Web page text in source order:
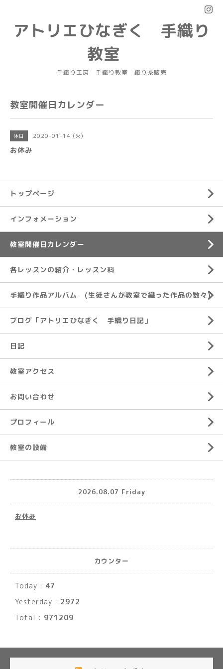
アトリエひなぎく 手織り
教室
手織り工房 手織り教室 織り糸販売
教室開催日カレンダー
休日 2020-01-14 (火)
お休み
トップページ
インフォメーション
教室開催日カレンダー
各レッスンの紹介・レッスン料
手織り作品アルバム (生徒さんが教室で織った作品の数々)
ブログ「アトリエひなぎく 手織り日記」
日記
教室アクセス
お問い合わせ
プロフィール
教室の設備
2026.08.07 Friday
お休み
カウンター
Today : 47
Yesterday : 2972
Total : 971209